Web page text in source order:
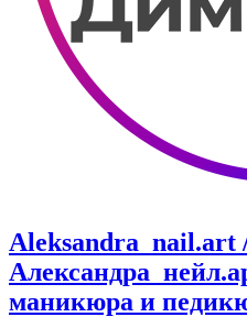
Aleksandra_nail.art
маникюра и